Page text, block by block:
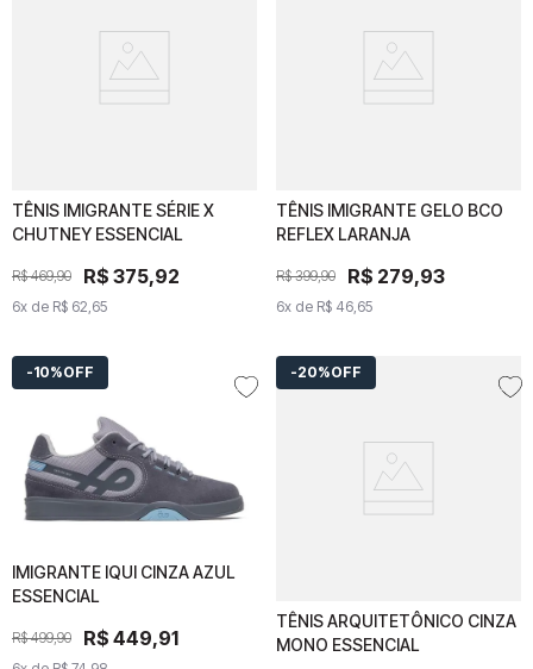
TÊNIS IMIGRANTE SÉRIE X
CHUTNEY ESSENCIAL
R$ 469,90 R$ 375,92
6x de R$ 62,65
TÊNIS IMIGRANTE SÉRIE
X CHUTNEY ESSENCIAL
R$ 469 90 R$ 375,
6x deR$ 62
TÊNIS IMIGRANTE GELO BCO
REFLEX LARANJA
R$ 399,90 R$ 279,93
6x de R$ 46,65
TÊNIS IMIGRANTE GELO
BCO REFLEX LARANJA
R$ 399 90 R$ 279,93
6x deR$ 46
10%OFF
IMIGRANTE IQUI CINZA AZUL
ESSENCIAL
R$ 499,90 R$ 449,91
IMIGRANTE IQUI CINZA
AZUL ESSENCIAL
R$ 499 90 R$449,
20%OFF
TÊNIS ARQUITETÔNICO CINZA
MONO ESSENCIAL
TÊNIS ARQUITETÔNICO
CINZA MONO ESSENCIAL